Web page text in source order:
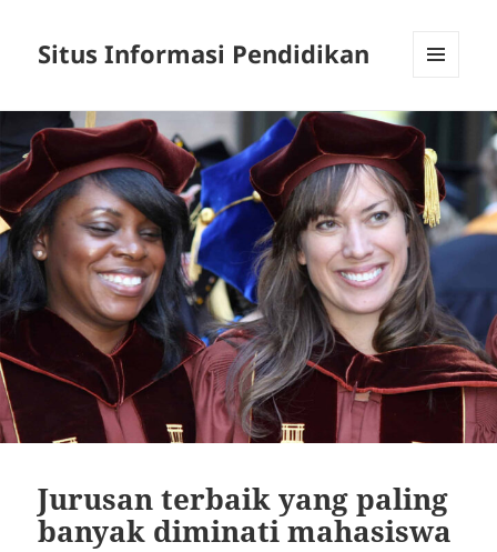
Situs Informasi Pendidikan
WIDGETS
Jurusan terbaik yang paling
banyak diminati mahasiswa